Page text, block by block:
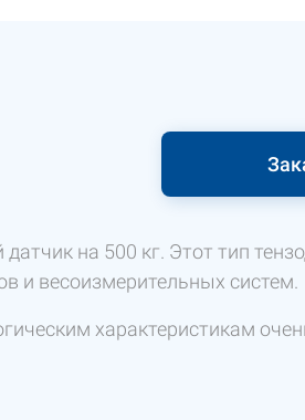
на 500 кг. Этот тип
и весоизмерительных систем.
характеристикам